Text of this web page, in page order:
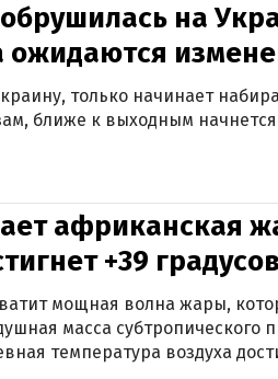
на
ожидаются
только начинает
ближе к выходным
африканская
+39 градусов
мощная волна жары,
масса субтропического
температура воздуха